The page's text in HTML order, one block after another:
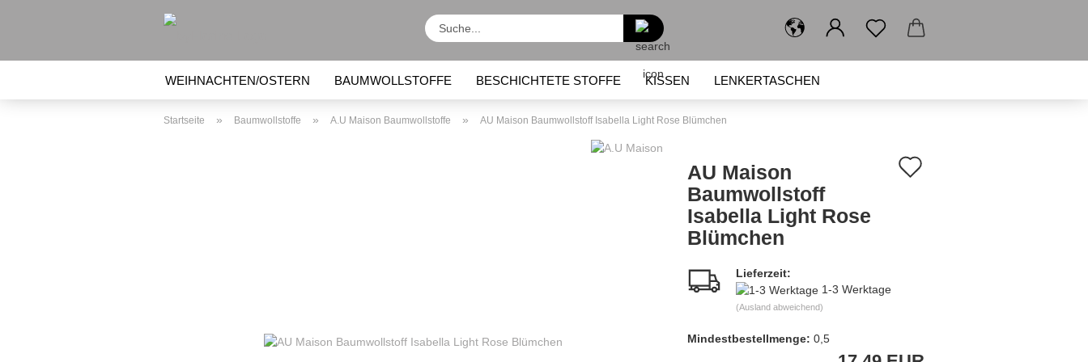
Suche...
WEIHNACHTEN/OSTERN BAUMWOLLSTOFFE BESCHICHTETE STOFFE KISSEN LENKERTASCHEN
BEULENTRÖSTER, KÜHLAKKU KINDERRUCKSÄCKE LUNCHBOXEN / LUNCHBEUTEL SPIELZEUG
Startseite » Baumwollstoffe » A.U Maison Baumwollstoffe » AU Maison Baumwollstoff Isabella Light Rose Blümchen
AU Maison
Baumwollstoff
Isabella Light Rose
Blümchen
Lieferzeit:
1-3 Werktage
(Ausland abweichend)
Mindestbestellmenge: 0,5